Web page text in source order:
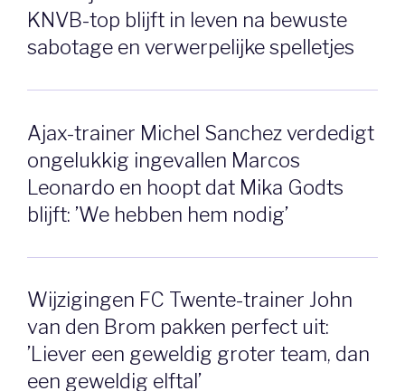
KNVB-top blijft in leven na bewuste
sabotage en verwerpelijke spelletjes
Ajax-trainer Michel Sanchez verdedigt
ongelukkig ingevallen Marcos
Leonardo en hoopt dat Mika Godts
blijft: ’We hebben hem nodig’
Wijzigingen FC Twente-trainer John
van den Brom pakken perfect uit:
’Liever een geweldig groter team, dan
een geweldig elftal’